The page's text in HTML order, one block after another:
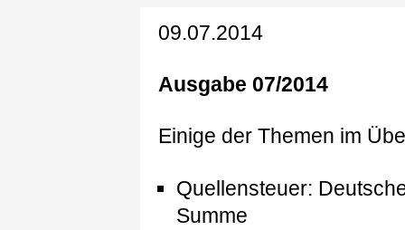
09.07.2014
Ausgabe 07/2014
Einige der Themen im
Quellensteuer:
Summe